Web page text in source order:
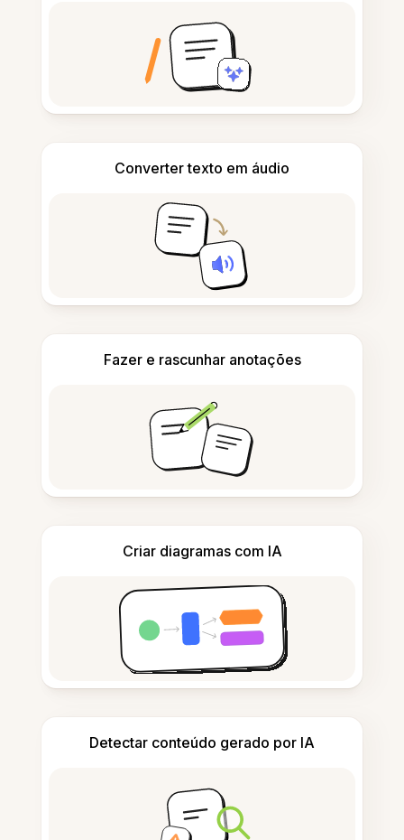
Converter texto em áudio
Fazer e rascunhar anotações
Criar diagramas com IA
Detectar conteúdo gerado por IA